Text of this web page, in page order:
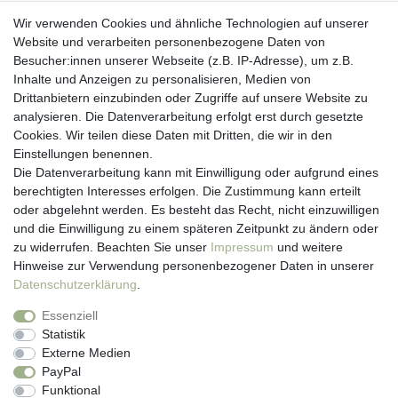
Kundenservice
Hotline: 07452 - 847 162 0
Kontakt
Anmelden
Registrieren
Newsletter
Versand & Lieferung
Zahlungsarten
viasalutis
Mehr zu viasalutis
Beratungscenter Haut
News
Beliebte Produkte (Top 20)
Wir verwenden Cookies und ähnliche Technologien auf unserer
Website und verarbeiten personenbezogene Daten von
Besucher:innen unserer Webseite (z.B. IP-Adresse), um z.B.
Inhalte und Anzeigen zu personalisieren, Medien von
Drittanbietern einzubinden oder Zugriffe auf unsere Website zu
analysieren. Die Datenverarbeitung erfolgt erst durch gesetzte
Cookies. Wir teilen diese Daten mit Dritten, die wir in den
Einstellungen benennen.
Die Datenverarbeitung kann mit Einwilligung oder aufgrund eines
berechtigten Interesses erfolgen. Die Zustimmung kann erteilt
oder abgelehnt werden. Es besteht das Recht, nicht einzuwilligen
und die Einwilligung zu einem späteren Zeitpunkt zu ändern oder
zu widerrufen. Beachten Sie unser Impressum und weitere
Hinweise zur Verwendung personenbezogener Daten in unserer
Daten­schutz­erklärung
Essenziell
Statistik
Externe Medien
PayPal
Funktional